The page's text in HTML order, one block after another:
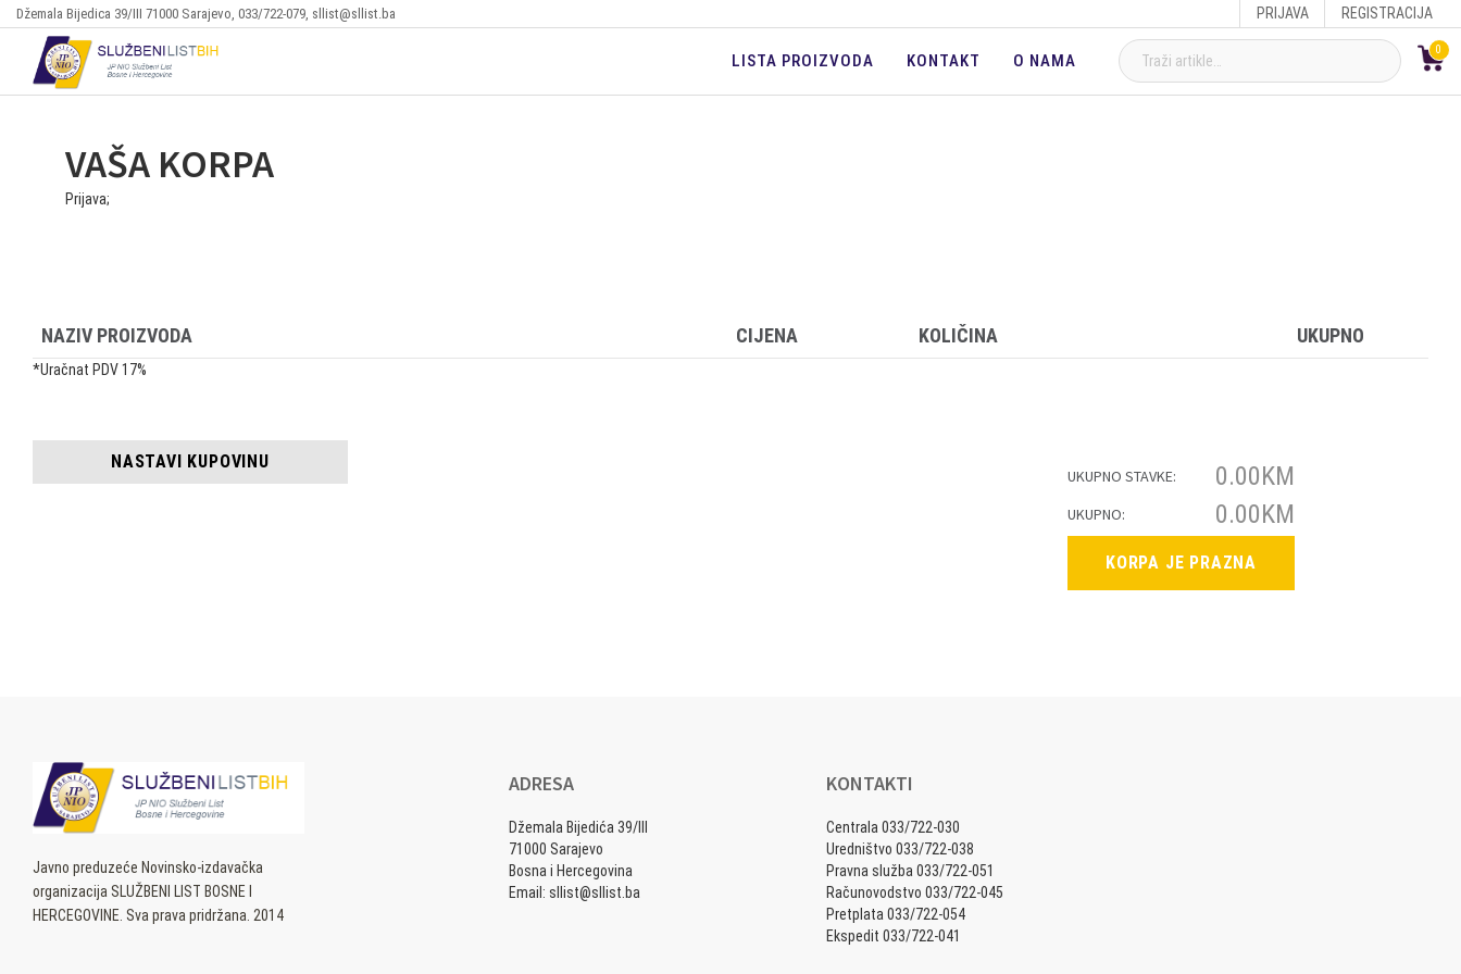
Džemala Bijedica 39/III 71000 Sarajevo, 033/722-079, sllist@sllist.ba PRIJAVA REGISTRACIJA
LISTA PROIZVODA KONTAKT O NAMA
0
VAŠA KORPA
Prijava;
NAZIV PROIZVODA CIJENA KOLIČINA UKUPNO
*Uračnat PDV 17%
NASTAVI KUPOVINU
UKUPNO STAVKE: KM
0.00
UKUPNO: KM
0.00
KORPA JE PRAZNA
Javno preduzeće Novinsko-izdavačka
organizacija SLUŽBENI LIST BOSNE I
HERCEGOVINE. Sva prava pridržana. 2014
ADRESA
Džemala Bijedića 39/III
71000 Sarajevo
Bosna i Hercegovina
Email: sllist@sllist.ba
KONTAKTI
Centrala 033/722-030
Uredništvo 033/722-038
Pravna služba 033/722-051
Računovodstvo 033/722-045
Pretplata 033/722-054
Ekspedit 033/722-041